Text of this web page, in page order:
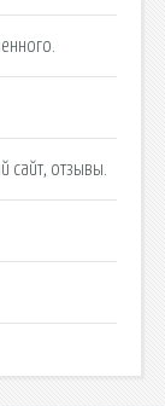
сайт, отзывы.